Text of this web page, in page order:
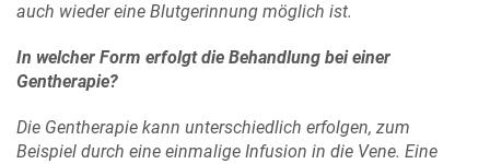
auch wieder eine Blutgerinnung möglich ist.
In welcher Form erfolgt die Behandlung bei einer
Gentherapie?
Die Gentherapie kann unterschiedlich erfolgen, zum
Beispiel durch eine einmalige Infusion in die Vene. Eine